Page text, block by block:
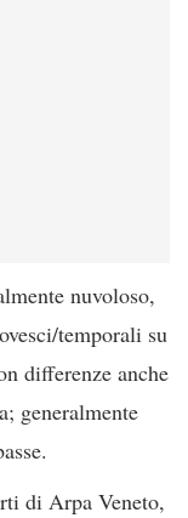
nuvoloso,
temporali su
differenze anche
generalmente
di Arpa Veneto,